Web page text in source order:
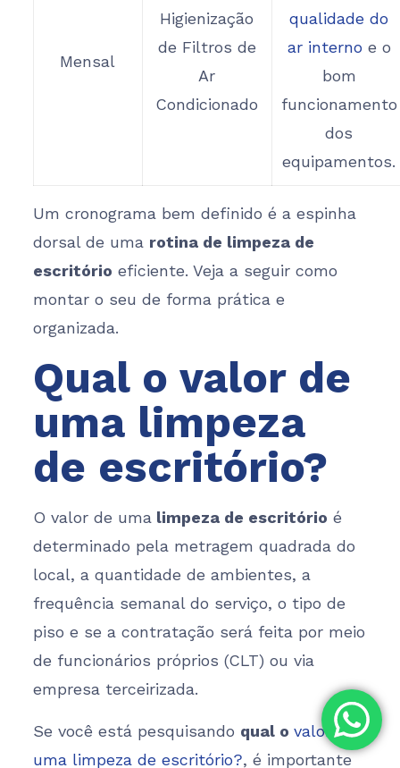
Mensal
Higienização
de Filtros de
Ar
Condicionado
qualidade do
ar interno e o
bom
funcionamento
dos
equipamentos.
Um cronograma bem definido é a espinha
dorsal de uma rotina de limpeza de
escritório eficiente. Veja a seguir como
montar o seu de forma prática e
organizada.
Qual o valor de
uma limpeza
de escritório?
O valor de uma limpeza de escritório é
determinado pela metragem quadrada do
local, a quantidade de ambientes, a
frequência semanal do serviço, o tipo de
piso e se a contratação será feita por meio
de funcionários próprios (CLT) ou via
empresa terceirizada.
Se você está pesquisando qual o valor de
uma limpeza de escritório?, é importante